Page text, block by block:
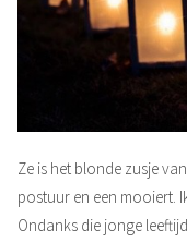
Ze is het blonde zusje
postuur en een mooiert.
Ondanks die jonge